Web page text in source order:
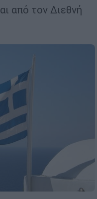
από τον Διεθνή